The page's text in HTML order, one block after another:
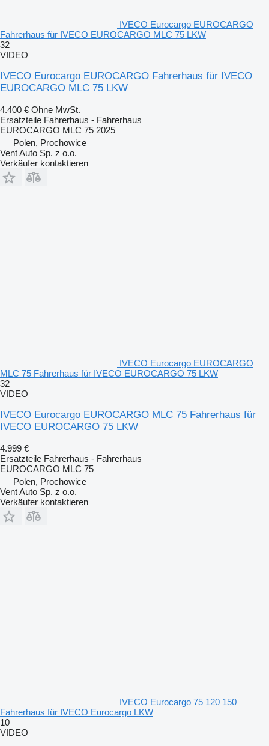
IVECO Eurocargo EUROCARGO
Fahrerhaus für IVECO EUROCARGO MLC 75 LKW
32
VIDEO
IVECO Eurocargo EUROCARGO Fahrerhaus für IVECO
EUROCARGO MLC 75 LKW
4.400 € Ohne MwSt.
Ersatzteile Fahrerhaus - Fahrerhaus
EUROCARGO MLC 75 2025
Polen, Prochowice
Vent Auto Sp. z o.o.
Verkäufer kontaktieren
IVECO Eurocargo EUROCARGO
MLC 75 Fahrerhaus für IVECO EUROCARGO 75 LKW
32
VIDEO
IVECO Eurocargo EUROCARGO MLC 75 Fahrerhaus für
IVECO EUROCARGO 75 LKW
4.999 €
Ersatzteile Fahrerhaus - Fahrerhaus
EUROCARGO MLC 75
Polen, Prochowice
Vent Auto Sp. z o.o.
Verkäufer kontaktieren
IVECO Eurocargo 75 120 150
Fahrerhaus für IVECO Eurocargo LKW
10
VIDEO